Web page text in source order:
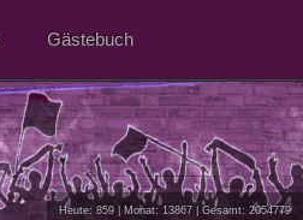
Gästebuch
Heute: 859 | Monat: 13867 | Gesamt: 2054779